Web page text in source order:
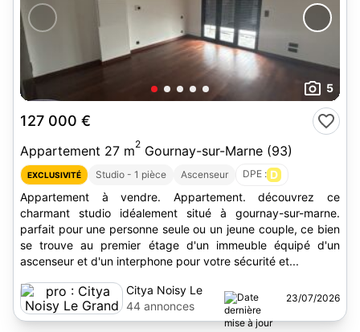
5
127 000 €
Appartement 27 m2 Gournay-sur-Marne (93)
EXCLUSIVITÉ Studio - 1 pièce Ascenseur DPE : D
Appartement à vendre. Appartement. découvrez ce
charmant studio idéalement situé à gournay-sur-marne.
parfait pour une personne seule ou un jeune couple, ce bien
se trouve au premier étage d'un immeuble équipé d'un
ascenseur et d'un interphone pour votre sécurité et...
Citya Noisy Le
Grand
44 annonces
23/07/2026